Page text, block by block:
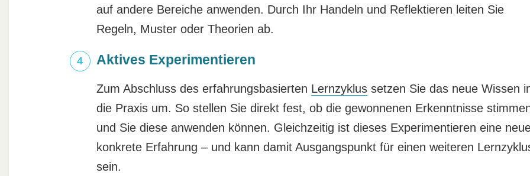
auf andere Bereiche anwenden. Durch Ihr Handeln und Reflektieren leiten Sie
Regeln, Muster oder Theorien ab.
Aktives Experimentieren
Zum Abschluss des erfahrungsbasierten Lernzyklussetzen Sie das neue Wissen
die Praxis um. So stellen Sie direkt fest, ob die gewonnenen Erkenntnisse
und Sie diese anwenden können. Gleichzeitig ist dieses Experimentieren eine
konkrete Erfahrung – und kann damit Ausgangspunkt für einen weiteren
sein.